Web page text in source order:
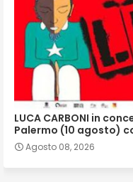
LUCA CARBONI in
Palermo (10 agosto)
Agosto 08, 2026